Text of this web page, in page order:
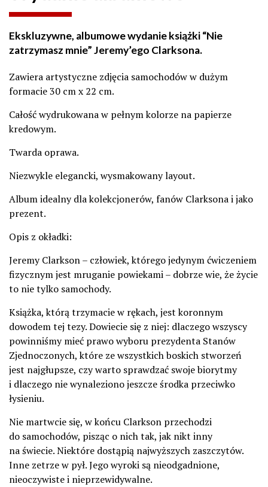
Ekskluzywne, albumowe wydanie książki “Nie
zatrzymasz mnie” Jeremy’ego Clarksona.
Zawiera artystyczne zdjęcia samochodów w dużym
formacie 30 cm x 22 cm.
Całość wydrukowana w pełnym kolorze na papierze
kredowym.
Twarda oprawa.
Niezwykle elegancki, wysmakowany layout.
Album idealny dla kolekcjonerów, fanów Clarksona i jako
prezent.
Opis z okładki:
Jeremy Clarkson – człowiek, którego jedynym ćwiczeniem
fizycznym jest mruganie powiekami – dobrze wie, że życie
to nie tylko samochody.
Książka, którą trzymacie w rękach, jest koronnym
dowodem tej tezy. Dowiecie się z niej: dlaczego wszyscy
powinniśmy mieć prawo wyboru prezydenta Stanów
Zjednoczonych, które ze wszystkich boskich stworzeń
jest najgłupsze, czy warto sprawdzać swoje biorytmy
i dlaczego nie wynaleziono jeszcze środka przeciwko
łysieniu.
Nie martwcie się, w końcu Clarkson przechodzi
do samochodów, pisząc o nich tak, jak nikt inny
na świecie. Niektóre dostąpią najwyższych zaszczytów.
Inne zetrze w pył. Jego wyroki są nieodgadnione,
nieoczywiste i nieprzewidywalne.